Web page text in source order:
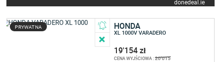
donedeal.ie
PRYWATNA HONDA
XL 1000V VARADERO
19'154 zł
CENA WYJŚCIOWA :20'015